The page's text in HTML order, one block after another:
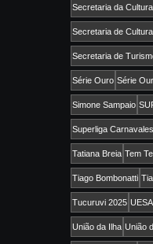
Secretaria da
Secretaria de
Secretaria de
Série Ouro Série
Simone Sampaio
Superliga
Tatiana Breia Tem
Tiago Bombonatti
Tucuruvi 2025
União da Ilha União